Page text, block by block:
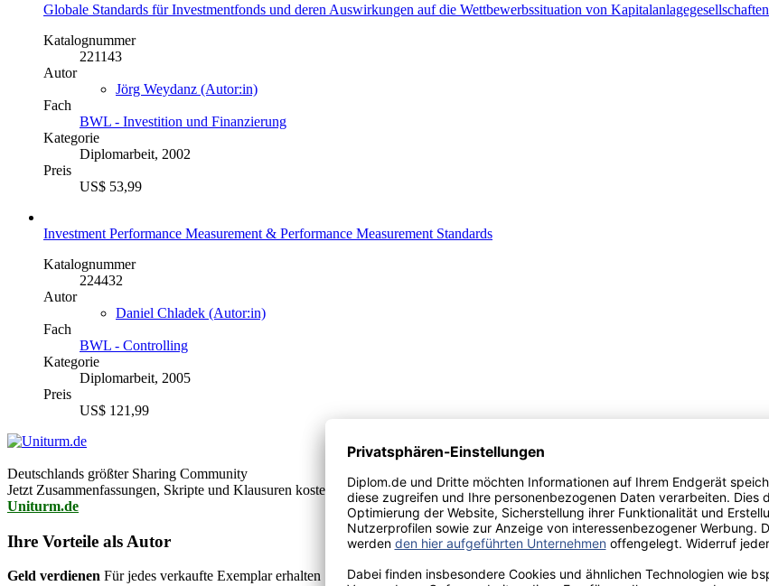
Globale Standards für Investmentfonds und deren Auswirkungen auf die Wettbewerbssituation von Kapitalanlagegesellschaften
Katalognummer
221143
Autor
Jörg Weydanz (Autor:in)
Fach
BWL - Investition und Finanzierung
Kategorie
Diplomarbeit, 2002
Preis
US$ 53,99
Investment Performance Measurement & Performance Measurement Standards
Katalognummer
224432
Autor
Daniel Chladek (Autor:in)
Fach
BWL - Controlling
Kategorie
Diplomarbeit, 2005
Preis
US$ 121,99
Deutschlands größter Sharing Community
Jetzt Zusammenfassungen, Skripte und Klausuren kostenlos downloaden!
Uniturm.de
Ihre Vorteile als Autor
Geld verdienen Für jedes verkaufte Exemplar erhalten Sie Autorenhonorar - bis zu 40%.